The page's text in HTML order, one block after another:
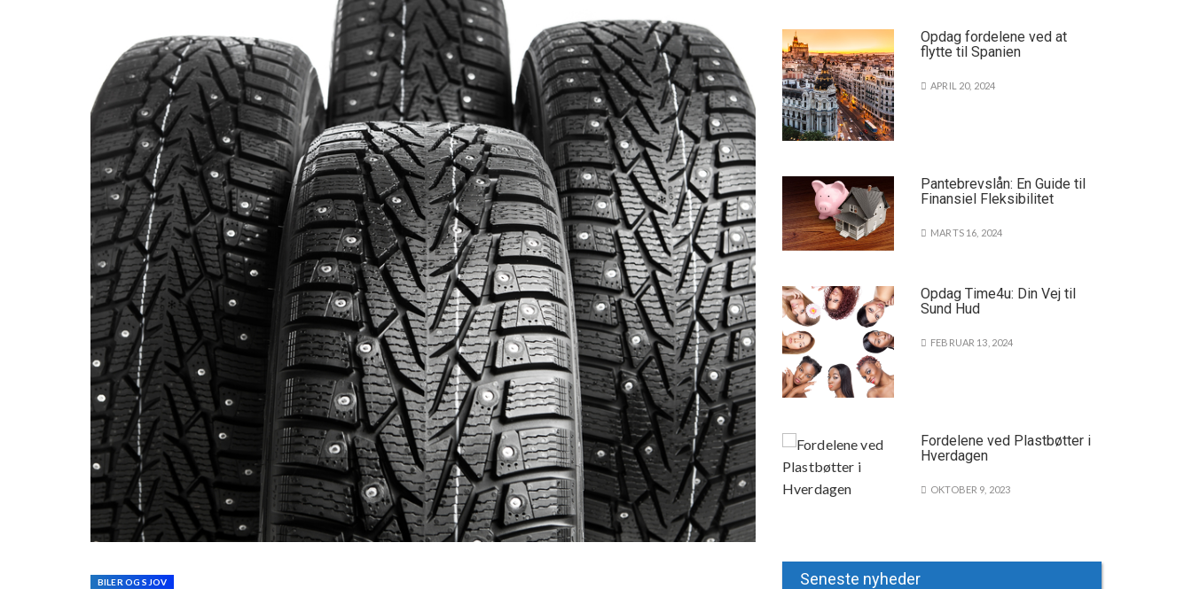
BILER OG SJOV
Opdag fordelene ved at
flytte til Spanien
APRIL 20, 2024
Pantebrevslån: En Guide til
Finansiel Fleksibilitet
MARTS 16, 2024
Opdag Time4u: Din Vej til
Sund Hud
FEBRUAR 13, 2024
Fordelene ved Plastbøtter i
Hverdagen
OKTOBER 9, 2023
Seneste nyheder